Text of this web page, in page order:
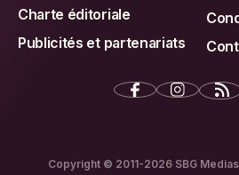
Charte éditoriale
Publicités et partenariats
Copyright © 2011-2026 SBG